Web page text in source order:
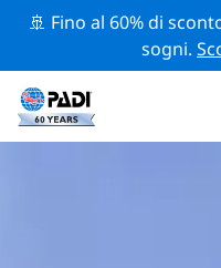
🚢 Fino al 60% di
sogni.